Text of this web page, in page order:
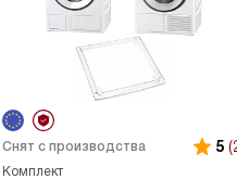
Комплект
Снят с производства 5